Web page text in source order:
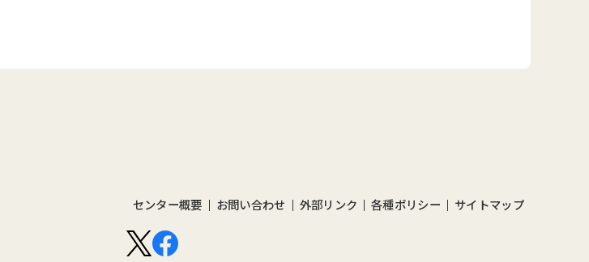
センター概要 お問い合わせ 外部リンク 各種ポリシー サイトマップ